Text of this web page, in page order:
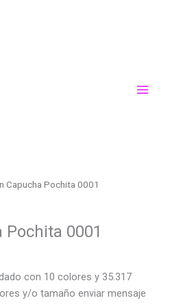
Capucha Pochita 0001
Pochita 0001
con 10 colores y 35.317
y/o tamaño enviar mensaje